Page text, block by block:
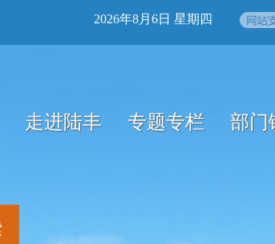
2026年8月6日 星期四
走进陆丰 专题专栏 部门